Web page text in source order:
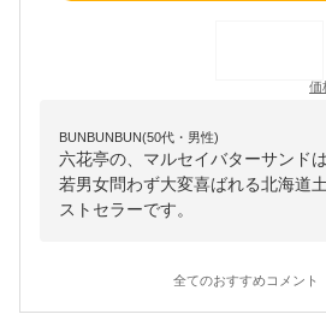
価
BUNBUNBUN(50代・男性)
六花亭の、マルセイバターサンド
若男女問わず大変喜ばれる北海道
ストセラーです。
全てのおすすめコメント